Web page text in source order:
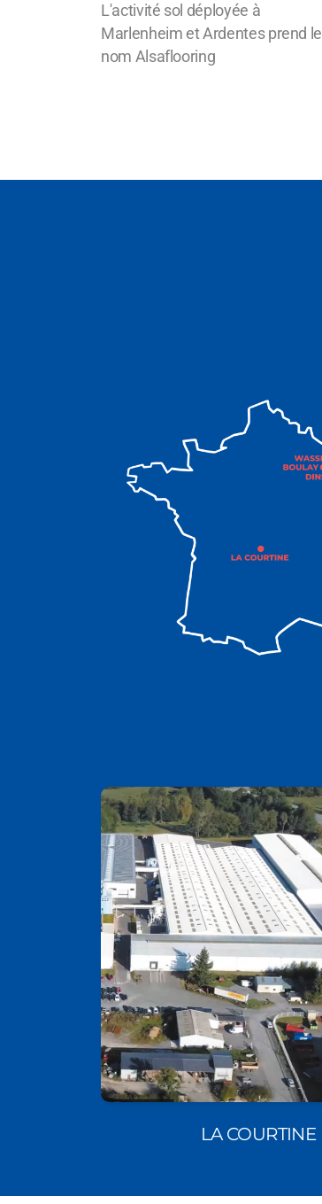
L'activité sol déployée à
Marlenheim et Ardentes prend le
nom Alsaflooring
LA COURTINE